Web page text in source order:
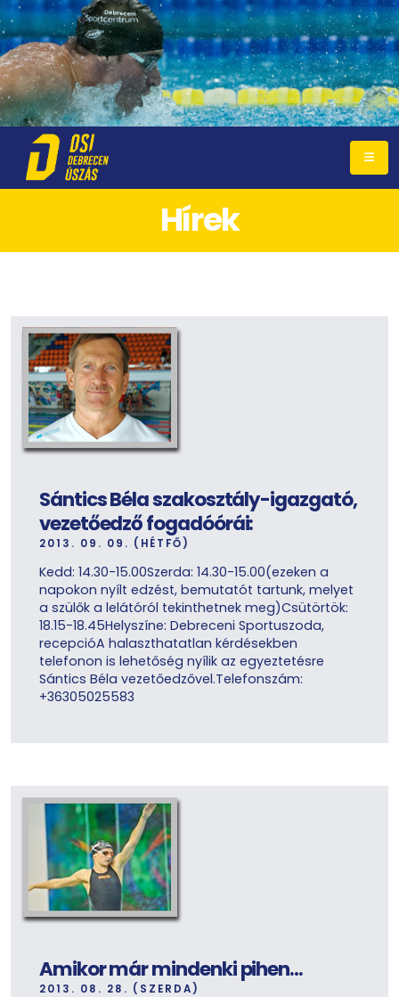
Hírek
Sántics Béla szakosztály-igazgató,
vezetőedző fogadóórái:
2013. 09. 09. (HÉTFŐ)
Kedd: 14.30-15.00Szerda: 14.30-15.00(ezeken a
napokon nyílt edzést, bemutatót tartunk, melyet
a szülők a lelátóról tekinthetnek meg)Csütörtök:
18.15-18.45Helyszíne: Debreceni Sportuszoda,
recepcióA halaszthatatlan kérdésekben
telefonon is lehetőség nyílik az egyeztetésre
Sántics Béla vezetőedzővel.Telefonszám:
+36305025583
Amikor már mindenki pihen…
2013. 08. 28. (SZERDA)